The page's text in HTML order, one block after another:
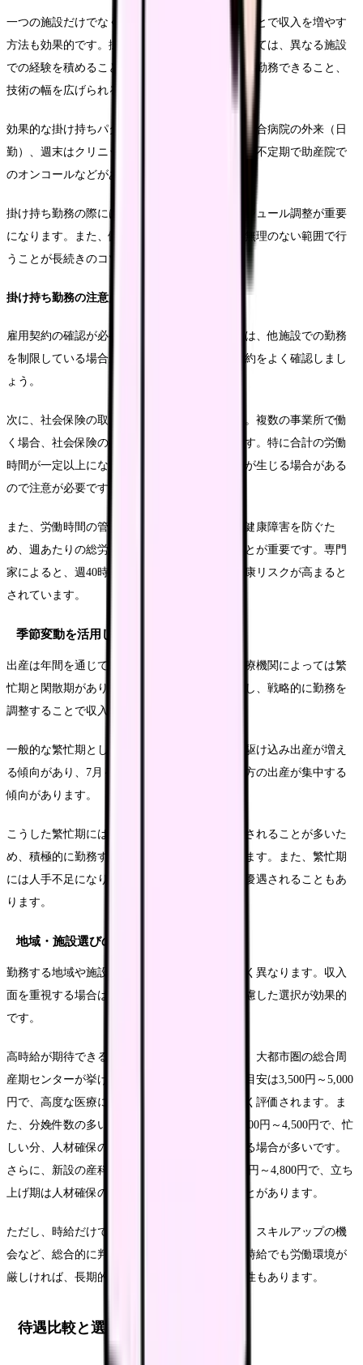
一つの施設だけでなく、複数の医療機関で働くことで収入を増やす
方法も効果的です。掛け持ち勤務のメリットとしては、異なる施設
での経験を積めること、時給の高い施設を選んで勤務できること、
技術の幅を広げられることなどがあります。
効果的な掛け持ちパターン例としては、平日は総合病院の外来（日
勤）、週末はクリニックでの分娩対応（夜勤）、不定期で助産院で
のオンコールなどがあります。
掛け持ち勤務の際には、労働時間の管理やスケジュール調整が重要
になります。また、健康管理にも十分注意し、無理のない範囲で行
うことが長続きのコツです。
掛け持ち勤務の注意点
雇用契約の確認が必要です。一部の医療機関では、他施設での勤務
を制限している場合があります。事前に雇用契約をよく確認しまし
ょう。
次に、社会保険の取り扱いにも注意が必要です。複数の事業所で働
く場合、社会保険の扱いが変わることがあります。特に合計の労働
時間が一定以上になると、社会保険の加入義務が生じる場合がある
ので注意が必要です。
また、労働時間の管理も大切です。過労による健康障害を防ぐた
め、週あたりの総労働時間を適切に管理することが重要です。専門
家によると、週40時間を超える労働が続くと健康リスクが高まると
されています。
季節変動を活用した収入戦略
出産は年間を通じて平均的に発生しますが、医療機関によっては繁
忙期と閑散期があります。この季節変動を理解し、戦略的に勤務を
調整することで収入アップが図れます。
一般的な繁忙期としては、1月～3月は年度末の駆け込み出産が増え
る傾向があり、7月～9月は年末年始に妊娠した方の出産が集中する
傾向があります。
こうした繁忙期には、特別手当や残業代が加算されることが多いた
め、積極的に勤務することで収入アップを図れます。また、繁忙期
には人手不足になりがちなため、シフト調整で優遇されることもあ
ります。
地域・施設選びのポイント
勤務する地域や施設によって、時給設定は大きく異なります。収入
面を重視する場合は、いくつかのポイントを考慮した選択が効果的
です。
高時給が期待できる地域・施設の特徴としては、大都市圏の総合周
産期センターが挙げられます。ここでの時給の目安は3,500円～5,000
円で、高度な医療に対応するため、専門性が高く評価されます。ま
た、分娩件数の多い私立病院も時給の目安が3,200円～4,500円で、忙
しい分、人材確保のために高時給を設定している場合が多いです。
さらに、新設の産科施設では時給の目安が3,500円～4,800円で、立ち
上げ期は人材確保のために好条件を提示することがあります。
ただし、時給だけでなく、通勤時間や職場環境、スキルアップの機
会など、総合的に判断することが大切です。高時給でも労働環境が
厳しければ、長期的には継続が難しくなる可能性もあります。
待遇比較と選び方のポイント